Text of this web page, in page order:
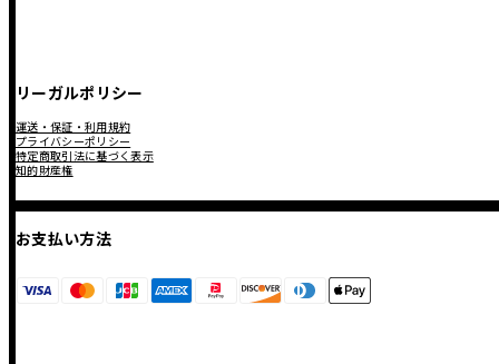
リーガルポリシー
運送・保証・利用規約
プライバシーポリシー
特定商取引法に基づく表示
知的財産権
お支払い方法